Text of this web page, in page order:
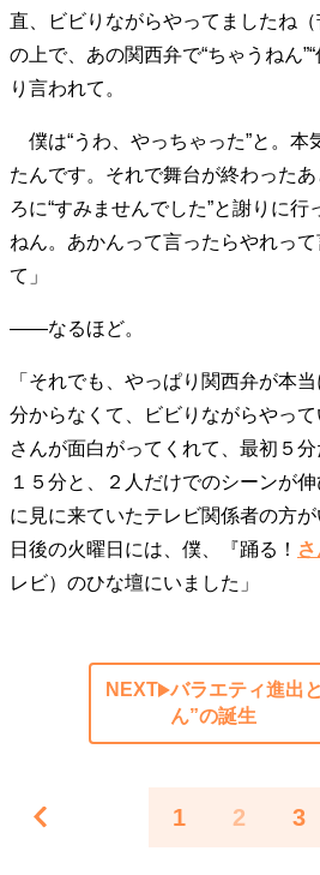
社会・カルチャー・マネー
地域とつながる/お金との付き合い方
直、ビビりながらやってましたね
の上で、あの関西弁で“ちゃうねん
り言われて。
僕は“うわ、やっちゃった”と。本
たんです。それで舞台が終わった
ろに“すみませんでした”と謝りに行
ねん。あかんって言ったらやれっ
て」
――なるほど。
「それでも、やっぱり関西弁が本
分からなくて、ビビりながらやっ
さんが面白がってくれて、最初５分
１５分と、２人だけでのシーンが
に見に来ていたテレビ関係者の方
日後の火曜日には、僕、『踊る！
レビ）のひな壇にいました」
NEXT
バラエティ進出
ん”の誕生
1 2 3